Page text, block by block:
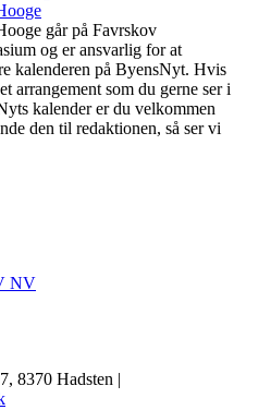
går på Favrskov
og er ansvarlig for at
kalenderen på ByensNyt. Hvis
arrangement som du gerne ser i
kalender er du velkommen
den til redaktionen, så ser vi
NV
8370 Hadsten |